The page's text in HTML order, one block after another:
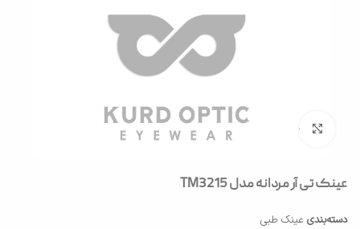
بزرگنمایی تصویر
عینک تی آر مردانه مدل TM3215
دسته‌بندی عینک طبی